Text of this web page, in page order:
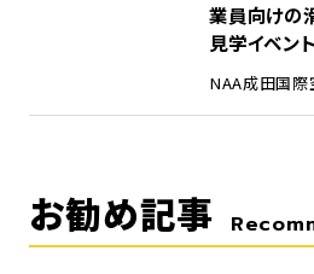
業員向けの
見学イベン
NAA成田国際
お勧め記事